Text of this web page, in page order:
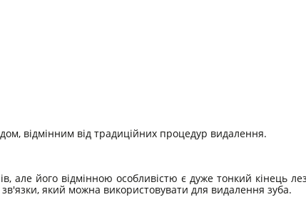
відмінним від традиційних процедур видалення.
але його відмінною особливістю є дуже тонкий кінець
який можна використовувати для видалення зуба.